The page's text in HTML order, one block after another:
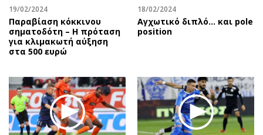
19/02/2024
Παραβίαση κόκκινου
σηματοδότη – Η πρόταση
για κλιμακωτή αύξηση
στα 500 ευρώ
18/02/2024
Αγχωτικό διπλό… και pole
position